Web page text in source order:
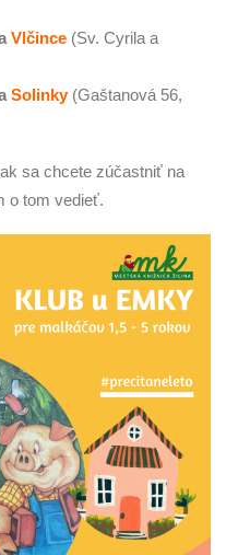
Vlčince (Sv. Cyrila a
Solinky (Gaštanová 56,
sa chcete zúčastniť na
o tom vedieť.